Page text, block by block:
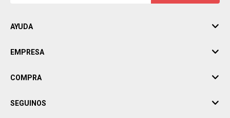
AYUDA
EMPRESA
COMPRA
SEGUINOS